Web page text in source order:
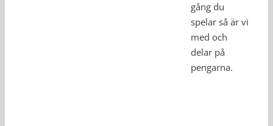
gång du
spelar så är vi
med och
delar på
pengarna.